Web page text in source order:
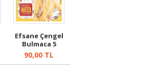
Efsane Çengel
Bulmaca 5
90,00 TL